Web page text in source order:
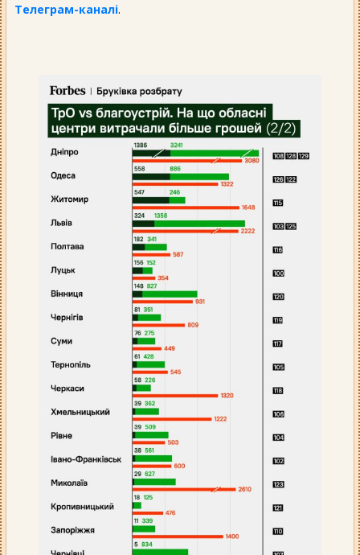
Телеграм-каналі.